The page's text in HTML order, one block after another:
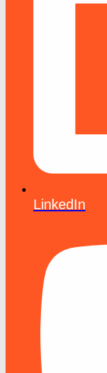
LinkedIn